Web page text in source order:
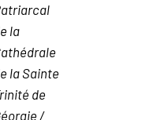
la
la Sainte
de
/